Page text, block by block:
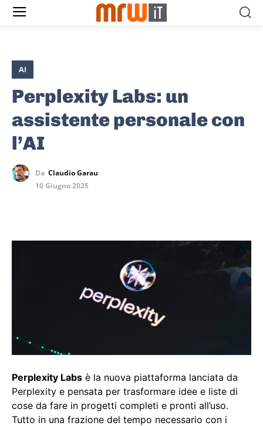
AI
Perplexity Labs: un
assistente personale con
l’AI
Da Claudio Garau
10 Giugno 2025
Perplexity Labs è la nuova piattaforma lanciata da
Perplexity e pensata per trasformare idee e liste di
cose da fare in progetti completi e pronti all’uso.
Tutto in una frazione del tempo necessario con i